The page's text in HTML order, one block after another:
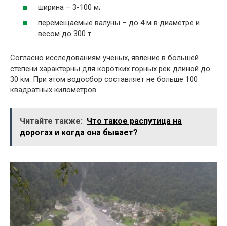
ширина – 3-100 м;
перемещаемые валуны – до 4 м в диаметре и
весом до 300 т.
Согласно исследованиям ученых, явление в большей
степени характерны для коротких горных рек длиной до
30 км. При этом водосбор составляет не больше 100
квадратных километров.
Читайте также: Что такое распутица на
дорогах и когда она бывает?